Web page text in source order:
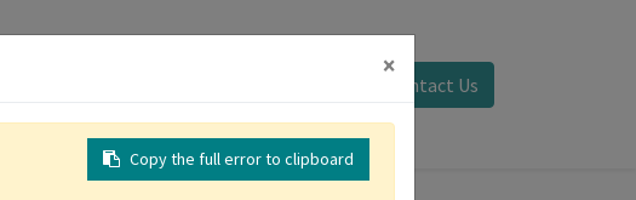
Contact Us
×
Copy the full error to clipboard